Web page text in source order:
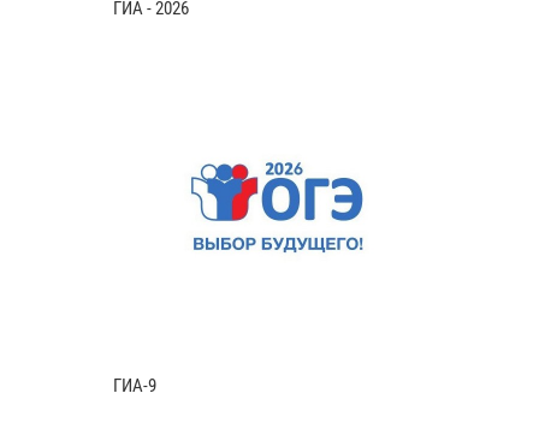
ГИА - 2026
ГИА-9